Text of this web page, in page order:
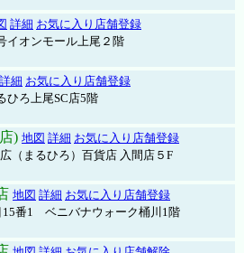
詳細 お気に入り店舗登録
イオンモール上尾２階
詳細 お気に入り店舗登録
ろ上尾SC店5階
) 地図 詳細 お気に入り店舗登録
（まるひろ）百貨店 入間店５F
地図 詳細 お気に入り店舗登録
15番1 ベニバナウォーク桶川1階